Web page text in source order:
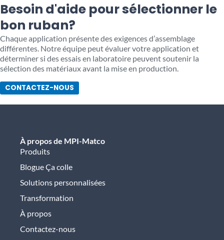
Besoin d'aide pour sélectionner le
bon ruban?
Chaque application présente des exigences d’assemblage
différentes. Notre équipe peut évaluer votre application et
déterminer si des essais en laboratoire peuvent soutenir la
sélection des matériaux avant la mise en production.
CONTACTEZ-NOUS
À propos de MPI-Matco
Produits
Blogue Ça colle
Solutions personnalisées
Transformation
À propos
Contactez-nous